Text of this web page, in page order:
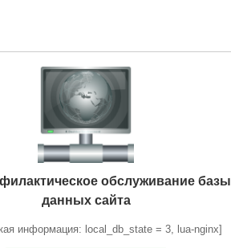
обслуживание базы
данных сайта
информация: local_db_state = 3, lua-nginx]